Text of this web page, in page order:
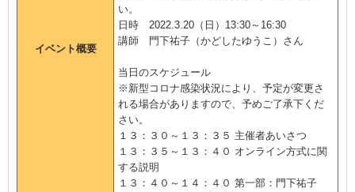
イベント概要
い。
日時 2022.3.20（日）13:30～16:30
講師 門下祐子（かどしたゆうこ）さん
当日のスケジュール
※新型コロナ感染状況により、予定が変更さ
れる場合がありますので、予めご了承下くだ
さい。
１３：３０～１３：３５ 主催者あいさつ
１３：３５～１３：４０ オンライン方式に関
する説明
１３：４０～１４：４０ 第一部：門下祐子